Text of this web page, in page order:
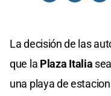
La decisión de las
que la Plaza Italia
una playa de